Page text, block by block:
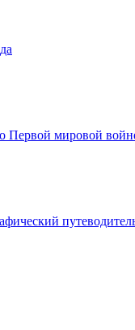
Первой мировой